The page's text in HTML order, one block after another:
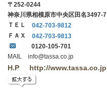
〒252-0244
神奈川県相模原市中央区田名3497-7
ＴＥＬ 042-703-9812
ＦＡＸ 042-703-9813
0120-105-701
MAIL info@tassa.co.jp
H.P http://www.tassa.co.jp